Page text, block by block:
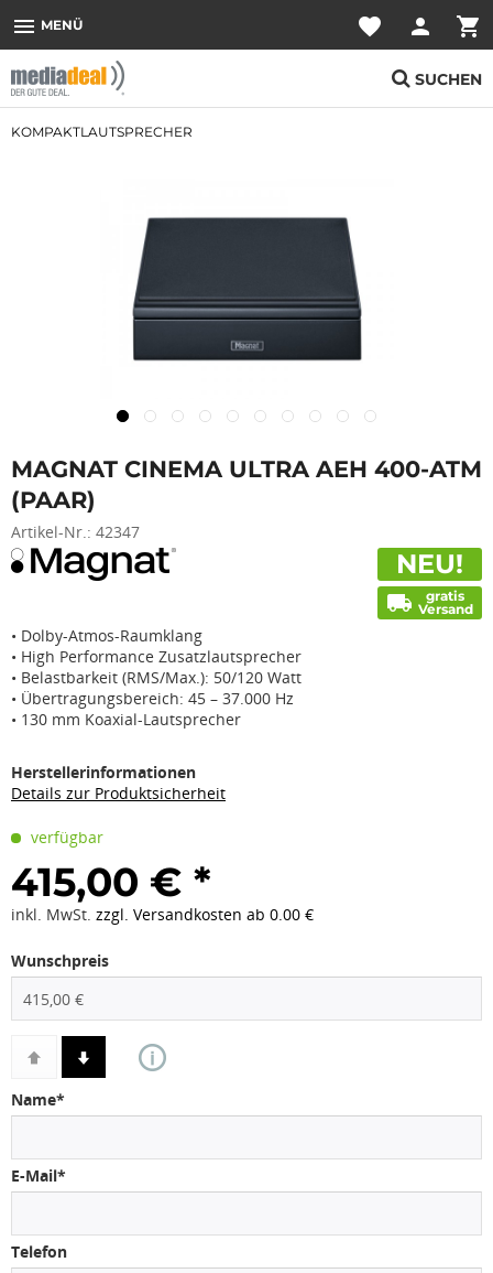
menu MENÜ favorite person shopping_cart
SUCHEN
KOMPAKTLAUTSPRECHER
MAGNAT CINEMA ULTRA AEH 400-ATM
(PAAR)
Artikel-Nr.: 42347
NEU!
local_shipping
gratis
Versand
• Dolby-Atmos-Raumklang
• High Performance Zusatzlautsprecher
• Belastbarkeit (RMS/Max.): 50/120 Watt
• Übertragungsbereich: 45 – 37.000 Hz
• 130 mm Koaxial-Lautsprecher
Herstellerinformationen
Details zur Produktsicherheit
verfügbar
415,00 € *
inkl. MwSt. zzgl. Versandkosten ab 0.00 €
Wunschpreis
Name*
E-Mail*
Telefon